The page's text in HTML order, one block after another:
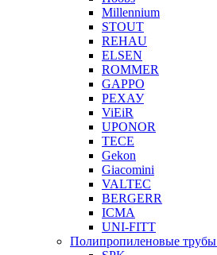
Millennium
STOUT
REHAU
ELSEN
ROMMER
GAPPO
РЕХАУ
ViEiR
UPONOR
TECE
Gekon
Giacomini
VALTEC
BERGERR
ICMA
UNI-FITT
Полипропиленовые трубы